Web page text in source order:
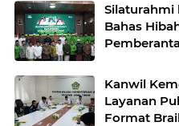
Silaturahmi
Bahas
Kanwil
Layanan
Format